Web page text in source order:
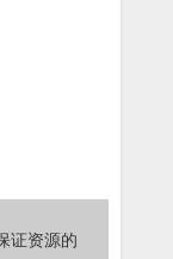
证资源的